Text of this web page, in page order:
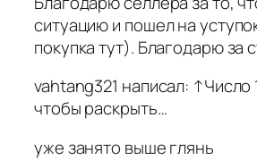
ситуацию и пошел на
покупка тут). Благодарю за
vahtang321 написал:
чтобы раскрыть…
уже занято выше глянь